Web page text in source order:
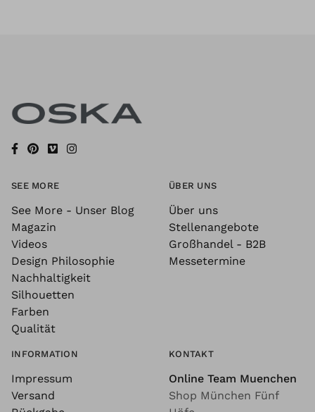
SEE MORE
See More - Unser Blog
Magazin
Videos
Design Philosophie
Nachhaltigkeit
Silhouetten
Farben
Qualität
ÜBER UNS
Über uns
Stellenangebote
Großhandel - B2B
Messetermine
INFORMATION
Impressum
Versand
KONTAKT
Online Team Muenchen
Shop München Fünf